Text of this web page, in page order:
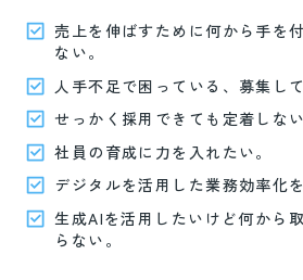
売上を伸ばすために何から手を
ない。
人手不足で困っている、募集し
せっかく採用できても定着しない
社員の育成に力を入れたい。
デジタルを活用した業務効率化
生成AIを活用したいけど何から
らない。